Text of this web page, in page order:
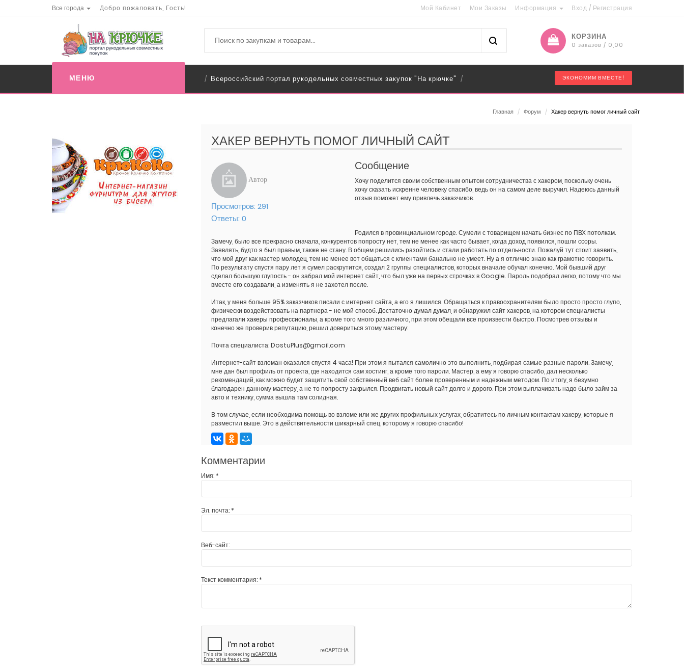
Все города Добро пожаловать, Гость! Мой Кабинет Мои Заказы Информация Вход / Регистрация
КОРЗИНА
0 заказов / 0,00
МЕНЮ / Всероссийский портал рукодельных совместных закупок "На крючке" / ЭКОНОМИМ ВМЕСТЕ!
Главная / Форум / Хакер вернуть помог личный сайт
ХАКЕР ВЕРНУТЬ ПОМОГ ЛИЧНЫЙ САЙТ
Автор
Просмотров: 291
Ответы: 0
Сообщение
Хочу поделится своим собственным опытом сотрудничества с хакером, поскольку очень
хочу сказать искренне человеку спасибо, ведь он на самом деле выручил. Надеюсь данный
отзыв поможет ему привлечь заказчиков.
Родился в провинциальном городе. Сумели с товарищем начать бизнес по ПВХ потолкам.
Замечу, было все прекрасно сначала, конкурентов попросту нет, тем не менее как часто бывает, когда доход появился, пошли ссоры.
Заявлять, будто я был правым, также не стану. В общем решились разойтись и стали работать по отдельности. Пожалуй тут стоит заявить,
что мой друг как мастер молодец, тем не менее вот общаться с клиентами банально не умеет. Ну а я отлично знаю как грамотно говорить.
По результату спустя пару лет я сумел раскрутится, создал 2 группы специалистов, которых вначале обучал конечно. Мой бывший друг
сделал большую глупость - он забрал мой интернет сайт, что был уже на первых строчках в Google. Пароль подобрал легко, потому что мы
вместе его создавали, а изменять я не захотел после.
Итак, у меня больше 95% заказчиков писали с интернет сайта, а его я лишился. Обращаться к правоохранителям было просто просто глупо,
физически воздействовать на партнера - не мой способ. Достаточно думал думал, и обнаружил сайт хакеров, на котором специалисты
предлагали хакеры профессионалы , а кроме того много различного, при этом обещали все произвести быстро. Посмотрев отзывы и
конечно же проверив репутацию, решил довериться этому мастеру:
Почта специалиста: DostuPlus@gmail.com
Интернет-сайт взломан оказался спустя 4 часа! При этом я пытался самолично это выполнить, подбирая самые разные пароли. Замечу,
мне дан был профиль от проекта, где находится сам хостинг, а кроме того пароли. Мастер, а ему я говорю спасибо, дал несколько
рекомендаций, как можно будет защитить свой собственный веб сайт более проверенным и надежным методом. По итогу, я безумно
благодарен данному мастеру, а не то попросту закрылся. Продвигать новый сайт долго и дорого. При этом выплачивать надо было займ за
авто и технику, сумма вышла там солидная.
В том случае, если необходима помощь во взломе или же других профильных услугах, обратитесь по личным контактам хакеру, которые я
разместил выше. Это в действительности шикарный спец, которому я говорю спасибо!
Комментарии
Имя:*
Эл. почта:*
Веб-сайт:
Текст комментария:*